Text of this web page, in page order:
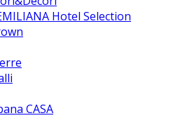
Hotel Selection
CASA